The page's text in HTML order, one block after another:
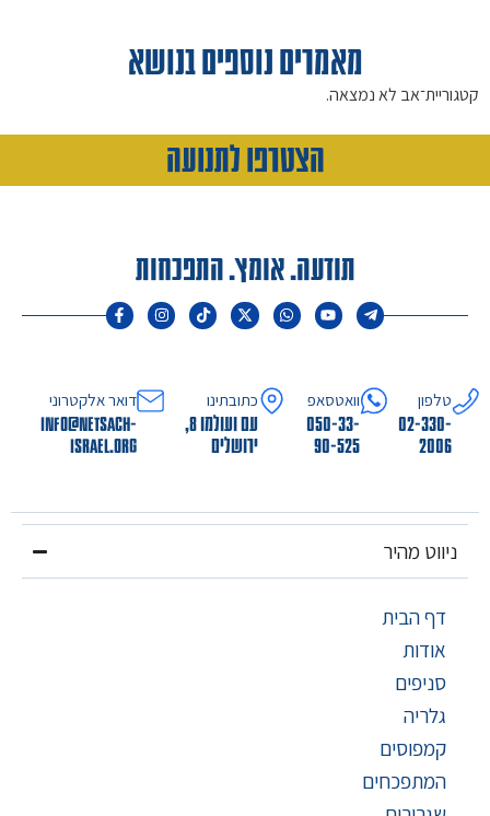
מאמרים נוספים בנושא
קטגוריית־אב לא נמצאה.
הצטרפו לתנועה
תודעה. אומץ. התפכחות
טלפון
02-330-
2006
וואטסאפ
050-33-
90-525
כתובתינו
עם ועולמו 8,
ירושלים
דואר אלקטרוני
info@netsach-
israel.org
ניווט מהיר
דף הבית
אודות
סניפים
גלריה
קמפוסים
המתפכחים